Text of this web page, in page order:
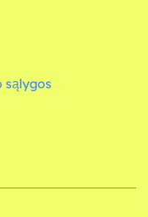
sąlygos